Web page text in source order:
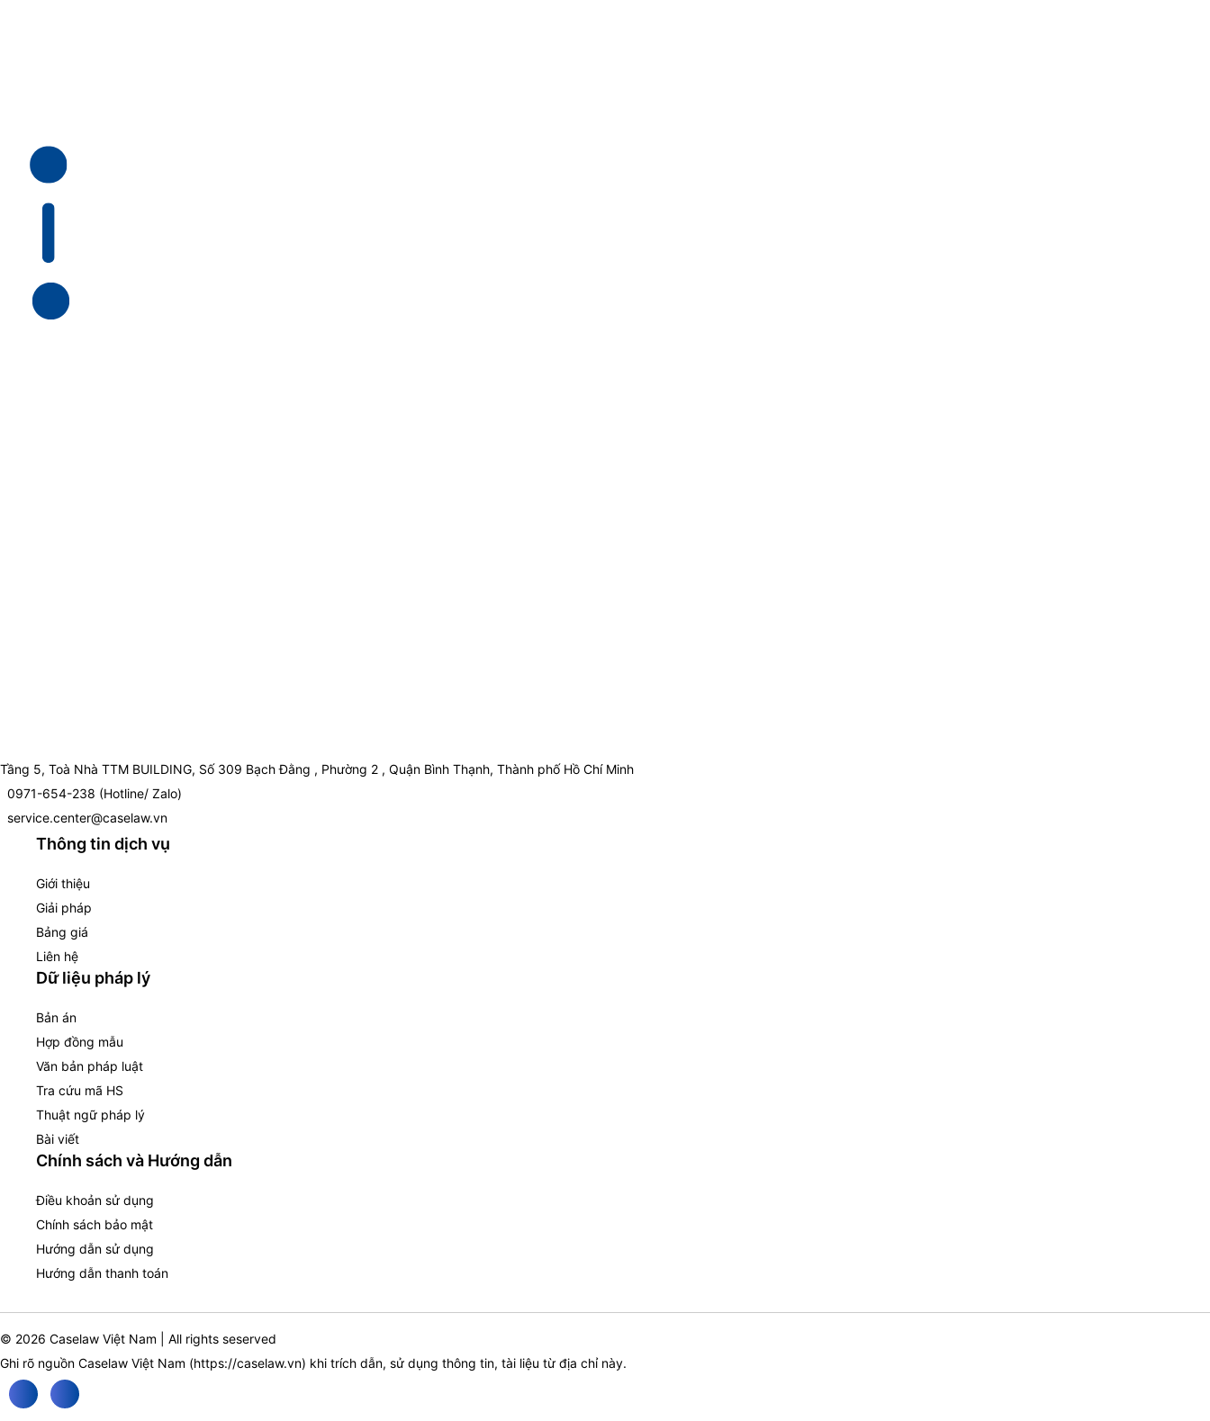
Tầng 5, Toà Nhà TTM BUILDING, Số 309 Bạch Đằng , Phường 2 , Quận Bình Thạnh, Thành phố Hồ Chí Minh
0971-654-238 (Hotline/ Zalo)
service.center@caselaw.vn
Thông tin dịch vụ
Giới thiệu
Giải pháp
Bảng giá
Liên hệ
Dữ liệu pháp lý
Bản án
Hợp đồng mẫu
Văn bản pháp luật
Tra cứu mã HS
Thuật ngữ pháp lý
Bài viết
Chính sách và Hướng dẫn
Điều khoản sử dụng
Chính sách bảo mật
Hướng dẫn sử dụng
Hướng dẫn thanh toán
© 2026 Caselaw Việt Nam | All rights seserved
Ghi rõ nguồn Caselaw Việt Nam (https://caselaw.vn) khi trích dẫn, sử dụng thông tin, tài liệu từ địa chỉ này.